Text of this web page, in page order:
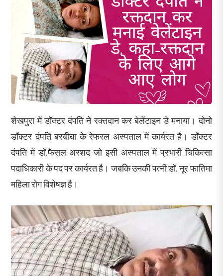
शेखपुरा में डॉक्टर दंपति ने रक्तदान कर बेलेंटाइन डे मनाया। दोनो
डॉक्टर दंपति बरबीघा के रेफरल अस्पताल में कार्यरत है। डॉक्टर
दंपति में डॉ.फैसल अरशद जो इसी अस्पताल में प्रभारी चिकित्सा
पदाधिकारी के पद पर कार्यरत है। जबकि उनकी पत्नी डॉ. नूर फातिमा
महिला रोग विशेषज्ञ है।